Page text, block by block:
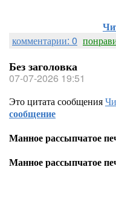
комментарии: 0
Без заголовка
07-07-2026 19:51
Это цитата сообщения
сообщение
Манное рассыпчатое
Манное рассыпчатое